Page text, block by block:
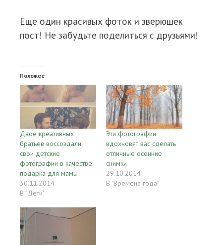
Еще один красивых фоток и зверюшек
пост! Не забудьте поделиться с друзьями!
Похожее
Двое креативных
братьев воссоздали
свои детские
фотографии в качестве
подарка для мамы
30.11.2014
В "Дети"
Эти фотографии
вдохновят вас сделать
отличные осенние
снимки
29.10.2014
В "Времена года"